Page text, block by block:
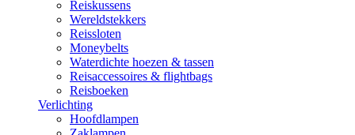
Reiskussens
Wereldstekkers
Reissloten
Moneybelts
Waterdichte hoezen & tassen
Reisaccessoires & flightbags
Reisboeken
Verlichting
Hoofdlampen